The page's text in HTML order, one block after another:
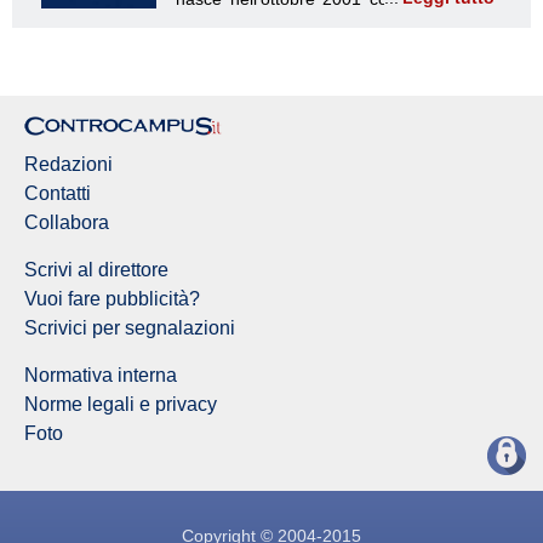
Redazioni
Contatti
Collabora
Scrivi al direttore
Vuoi fare pubblicità?
Scrivici per segnalazioni
Normativa interna
Norme legali e privacy
Foto
Copyright © 2004-2015